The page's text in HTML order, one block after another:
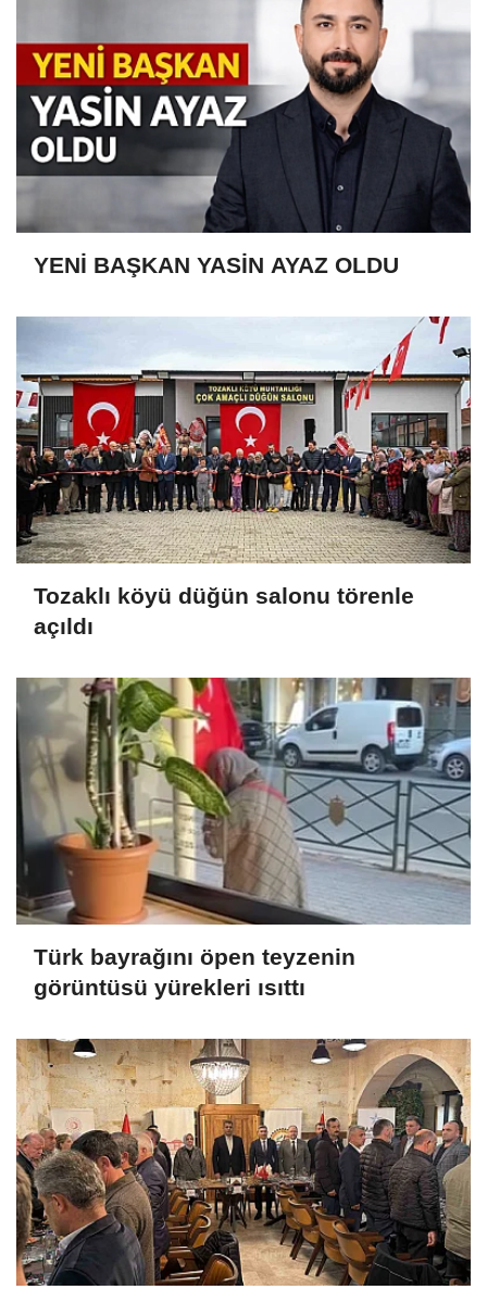
YENİ BAŞKAN YASİN AYAZ OLDU
Tozaklı köyü düğün salonu törenle
açıldı
Türk bayrağını öpen teyzenin
görüntüsü yürekleri ısıttı